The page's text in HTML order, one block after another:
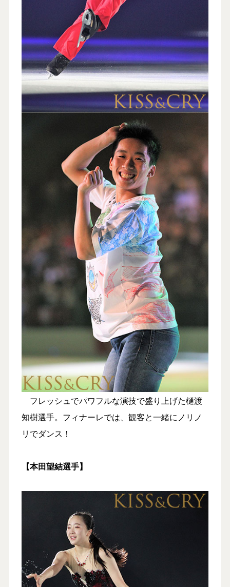
フレッシュでパワフルな演技で盛り上げた樋渡
知樹選手。フィナーレでは、観客と一緒にノリノ
リでダンス！
【本田望結選手】